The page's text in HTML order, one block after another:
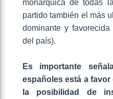
monárquica de todas
partido también el más
dominante y
del país).
Es importante
españoles está a
la posibilidad de